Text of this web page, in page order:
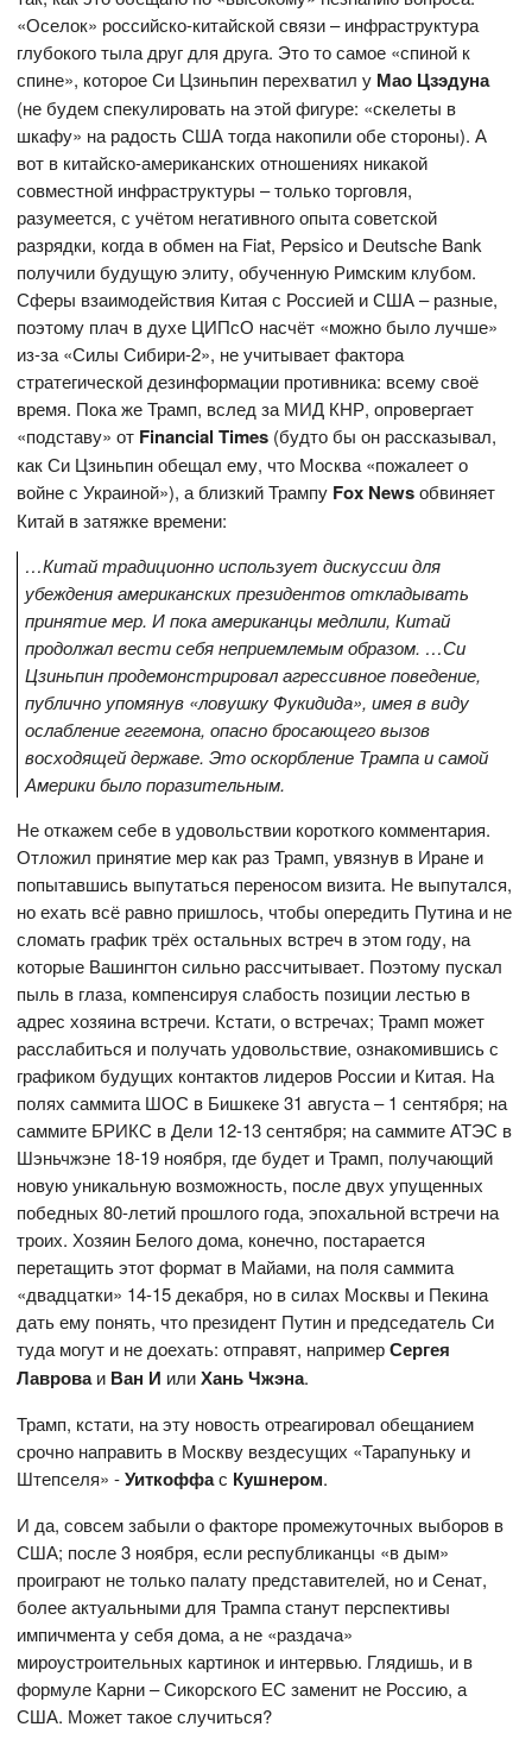
«Оселок» российско-китайской связи – инфраструктура
глубокого тыла друг для друга. Это то самое «спиной к
спине», которое Си Цзиньпин перехватил у Мао Цзэдуна
(не будем спекулировать на этой фигуре: «скелеты в
шкафу» на радость США тогда накопили обе стороны). А
вот в китайско-американских отношениях никакой
совместной инфраструктуры – только торговля,
разумеется, с учётом негативного опыта советской
разрядки, когда в обмен на Fiat, Pepsico и Deutsche Bank
получили будущую элиту, обученную Римским клубом.
Сферы взаимодействия Китая с Россией и США – разные,
поэтому плач в духе ЦИПсО насчёт «можно было лучше»
из-за «Силы Сибири-2», не учитывает фактора
стратегической дезинформации противника: всему своё
время. Пока же Трамп, вслед за МИД КНР, опровергает
«подставу» от FinancialTimes (будто бы он рассказывал,
как Си Цзиньпин обещал ему, что Москва «пожалеет о
войне с Украиной»), а близкий Трампу Fox Newsобвиняет
Китай в затяжке времени:
…Китай традиционно использует дискуссии для
убеждения американских президентов откладывать
принятие мер. И пока американцы медлили, Китай
продолжал вести себя неприемлемым образом. …Си
Цзиньпин продемонстрировал агрессивное поведение,
публично упомянув «ловушку Фукидида», имея в виду
ослабление гегемона, опасно бросающего вызов
восходящей державе. Это оскорбление Трампа и самой
Америки было поразительным.
Не откажем себе в удовольствии короткого комментария.
Отложил принятие мер как раз Трамп, увязнув в Иране и
попытавшись выпутаться переносом визита. Не выпутался,
но ехать всё равно пришлось, чтобы опередить Путина и не
сломать график трёх остальных встреч в этом году, на
которые Вашингтон сильно рассчитывает. Поэтому пускал
пыль в глаза, компенсируя слабость позиции лестью в
адрес хозяина встречи. Кстати, о встречах; Трамп может
расслабиться и получать удовольствие, ознакомившись с
графиком будущих контактов лидеров России и Китая. На
полях саммита ШОС в Бишкеке 31 августа – 1 сентября; на
саммите БРИКС в Дели 12-13 сентября; на саммите АТЭС в
Шэньчжэне 18-19 ноября, где будет и Трамп, получающий
новую уникальную возможность, после двух упущенных
победных 80-летий прошлого года, эпохальной встречи на
троих. Хозяин Белого дома, конечно, постарается
перетащить этот формат в Майами, на поля саммита
«двадцатки» 14-15 декабря, но в силах Москвы и Пекина
дать ему понять, что президент Путин и председатель Си
туда могут и не доехать: отправят, напримерСергея
Лавроваи Ван И илиХань Чжэна.
Трамп, кстати, на эту новость отреагировал обещанием
срочно направить в Москву вездесущих «Тарапуньку и
Штепселя» -Уиткоффас Кушнером.
И да, совсем забыли о факторе промежуточных выборов в
США; после 3 ноября, если республиканцы «в дым»
проиграют не только палату представителей, но и Сенат,
более актуальными для Трампа станут перспективы
импичмента у себя дома, а не «раздача»
мироустроительных картинок и интервью. Глядишь, и в
формуле Карни – Сикорского ЕС заменит не Россию, а
США. Может такое случиться?